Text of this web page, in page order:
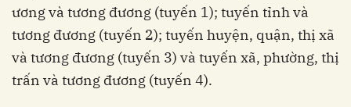
ương và tương đương (tuyến 1); tuyến tỉnh và
tương đương (tuyến 2); tuyến huyện, quận, thị xã
và tương đương (tuyến 3) và tuyến xã, phường, thị
trấn và tương đương (tuyến 4).